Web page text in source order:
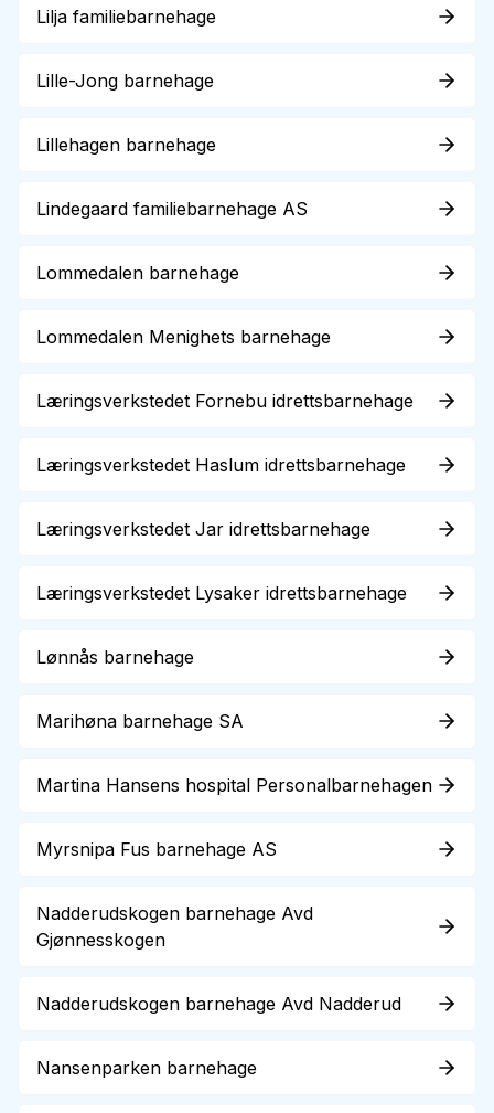
Lilja familiebarnehage
Lille-Jong barnehage
Lillehagen barnehage
Lindegaard familiebarnehage AS
Lommedalen barnehage
Lommedalen Menighets barnehage
Læringsverkstedet Fornebu idrettsbarnehage
Læringsverkstedet Haslum idrettsbarnehage
Læringsverkstedet Jar idrettsbarnehage
Læringsverkstedet Lysaker idrettsbarnehage
Lønnås barnehage
Marihøna barnehage SA
Martina Hansens hospital Personalbarnehagen
Myrsnipa Fus barnehage AS
Nadderudskogen barnehage Avd
Gjønnesskogen
Nadderudskogen barnehage Avd Nadderud
Nansenparken barnehage